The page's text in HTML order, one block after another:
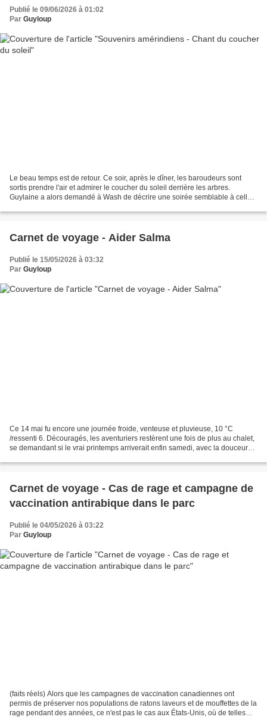
Publié le 09/06/2026 à 01:02
Par Guyloup
Le beau temps est de retour. Ce soir, après le dîner, les baroudeurs sont
sortis prendre l'air et admirer le coucher du soleil derrière les arbres.
Guylaine a alors demandé à Wash de décrire une soirée semblable à celle-
Carnet de voyage - Aider Salma
Publié le 15/05/2026 à 03:32
Par Guyloup
Ce 14 mai fu encore une journée froide, venteuse et pluvieuse, 10 °C
/ressenti 6. Découragés, les aventuriers restèrent une fois de plus au chalet,
se demandant si le vrai printemps arriverait enfin samedi, avec la douceur
Carnet de voyage - Cas de rage et campagne de
vaccination antirabique dans le parc
Publié le 04/05/2026 à 03:22
Par Guyloup
(faits réels) Alors que les campagnes de vaccination canadiennes ont
permis de préserver nos populations de ratons laveurs et de mouffettes de la
rage pendant des années, ce n'est pas le cas aux États-Unis, où de telles